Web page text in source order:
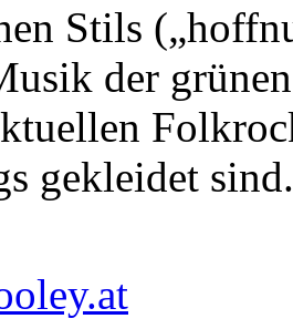
Stils
der
gekleidet